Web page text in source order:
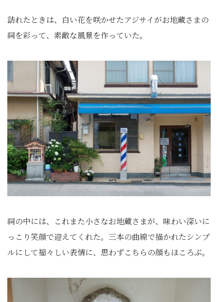
訪れたときは、白い花を咲かせたアジサイがお地蔵さまの
祠を彩って、素敵な風景を作っていた。
祠の中には、これまた小さなお地蔵さまが、味わい深いに
っこり笑顔で迎えてくれた。三本の曲線で描かれたシンプ
ルにして福々しい表情に、思わずこちらの顔もほころぶ。